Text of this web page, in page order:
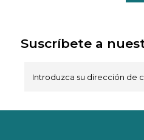
Suscríbete a